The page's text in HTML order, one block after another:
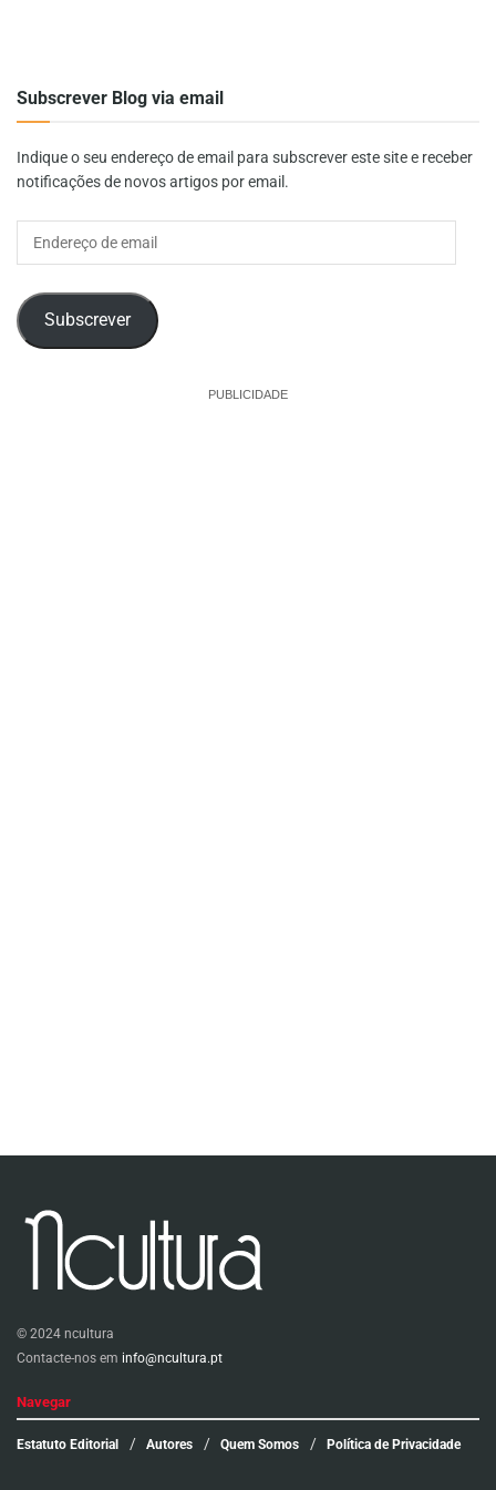
Subscrever Blog via email
Indique o seu endereço de email para subscrever este site e receber
notificações de novos artigos por email.
Endereço
Subscrever
PUBLICIDADE
© 2024 ncultura
Contacte-nos em info@ncultura.pt
Navegar
Estatuto Editorial Autores Quem Somos Política de Privacidade